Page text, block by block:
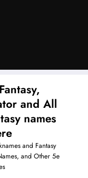
and All
names
and Fantasy
and Other 5e